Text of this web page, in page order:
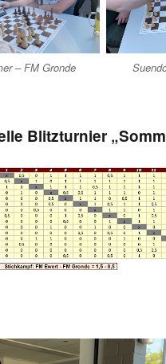
– FM Gronde
Blitzturnier